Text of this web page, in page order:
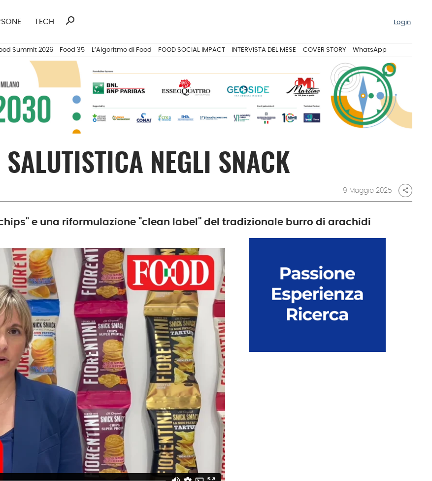
TECH
Ricerca
search Login
Summit 2026 Food 35 L’Algoritmo di Food FOOD SOCIAL IMPACT INTERVISTA DEL MESE COVER STORY WhatsApp
SALUTISTICA NEGLI SNACK
9 Maggio 2025 share
e una riformulazione "clean label" del tradizionale burro di arachidi